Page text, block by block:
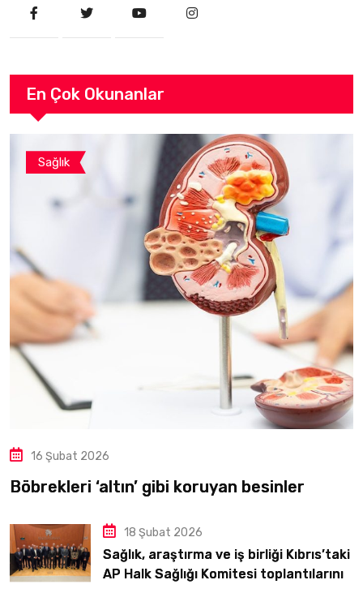
En Çok Okunanlar
Sağlık
16 Şubat 2026
Böbrekleri ‘altın’ gibi koruyan besinler
18 Şubat 2026
Sağlık, araştırma ve iş birliği Kıbrıs’taki
AP Halk Sağlığı Komitesi toplantılarının